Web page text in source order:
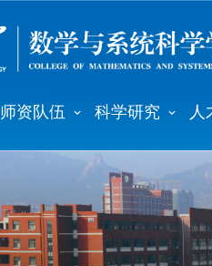
师资队伍 科学研究 人